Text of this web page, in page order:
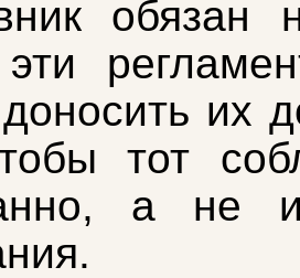
обязан
эти
их
тот
а не